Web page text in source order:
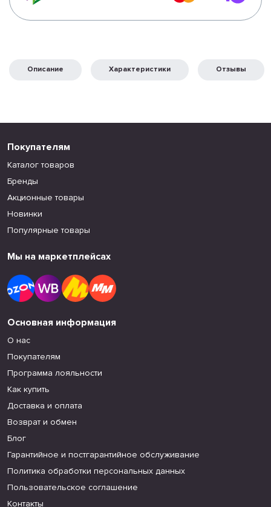
Описание Характеристики Отзывы
Покупателям
Каталог товаров
Бренды
Акционные товары
Новинки
Популярные товары
Мы на маркетплейсах
Основная информация
О нас
Покупателям
Программа лояльности
Как купить
Доставка и оплата
Возврат и обмен
Блог
Гарантийное и постгарантийное обслуживание
Политика обработки персональных данных
Пользовательское соглашение
Контакты